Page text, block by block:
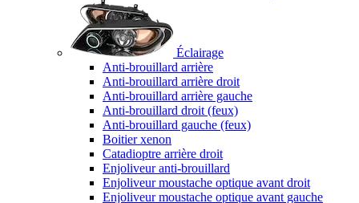
Éclairage
Anti-brouillard arrière
Anti-brouillard arrière droit
Anti-brouillard arrière gauche
Anti-brouillard droit (feux)
Anti-brouillard gauche (feux)
Boitier xenon
Catadioptre arrière droit
Enjoliveur anti-brouillard
Enjoliveur moustache optique avant droit
Enjoliveur moustache optique avant gauche